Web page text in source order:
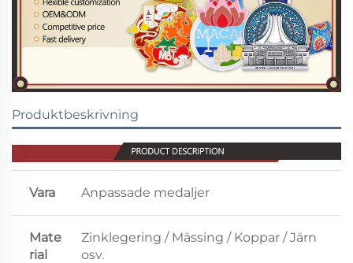
Produktbeskrivning
Vara Anpassade medaljer
Mate
rial
Zinklegering / Mässing / Koppar / Järn
osv.